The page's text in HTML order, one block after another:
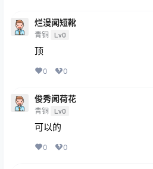
烂漫闻短靴
青铜 Lv0
顶
0 0
俊秀闻荷花
青铜 Lv0
可以的
0 0